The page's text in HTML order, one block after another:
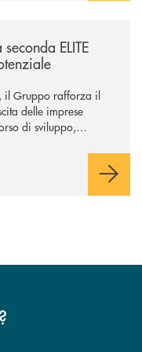
ELITE
il Gruppo rafforza il
delle imprese
di sviluppo,
?